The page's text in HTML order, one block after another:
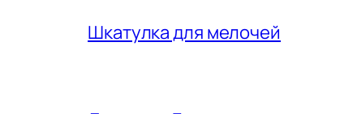
Шкатулка для мелочей